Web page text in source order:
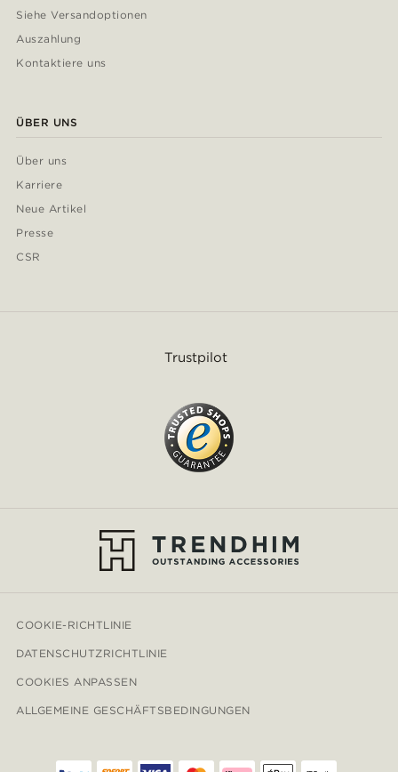
Siehe Versandoptionen
Auszahlung
Kontaktiere uns
ÜBER UNS
Über uns
Karriere
Neue Artikel
Presse
CSR
Trustpilot
COOKIE-RICHTLINIE
DATENSCHUTZRICHTLINIE
COOKIES ANPASSEN
ALLGEMEINE GESCHÄFTSBEDINGUNGEN